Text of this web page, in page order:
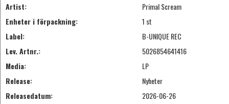
Artist:
Primal Scream
Enheter i förpackning:
1 st
Label:
B-UNIQUE REC
Lev. Artnr.:
5026854641416
Media:
LP
Release:
Nyheter
Releasedatum:
2026-06-26